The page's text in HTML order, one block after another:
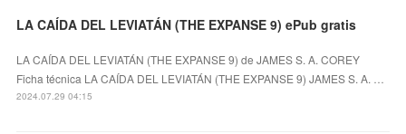
LA CAÍDA DEL LEVIATÁN (THE EXPANSE 9) ePub gratis
LA CAÍDA DEL LEVIATÁN (THE EXPANSE 9) de JAMES S. A. COREY
Ficha técnica LA CAÍDA DEL LEVIATÁN (THE EXPANSE 9) JAMES S. A. …
2024.07.29 04:15